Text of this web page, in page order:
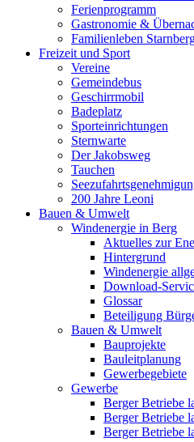
Ferienprogramm
Gastronomie &
Familienleben
Freizeit und Sport
Vereine
Gemeindebus
Geschirrmobil
Badeplatz
Sporteinrichtungen
Sternwarte
Der Jakobsweg
Tauchen
200 Jahre Leoni
Bauen & Umwelt
Windenergie in Berg
Aktuelles zur
Hintergrund
Windenergie
Download-
Glossar
Beteiligung
Bauen & Umwelt
Bauprojekte
Bauleitplanung
Gewerbegebiete
Gewerbe
Berger Betriebe
Berger Betriebe
Berger Betriebe